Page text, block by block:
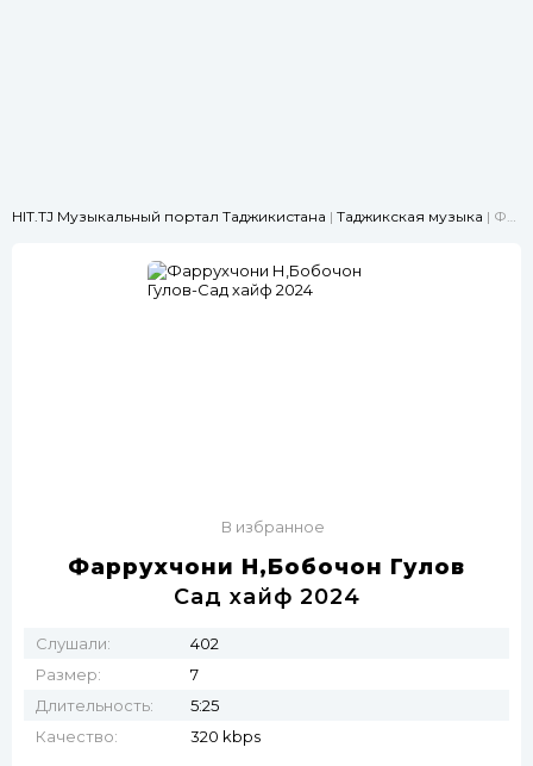
HIT.TJ Музыкальный портал Таджикистана | Таджикская музыка | Фаррухчони Н,Бобочон Гулов-Сад хайф 2024
В избранное
Фаррухчони Н,Бобочон Гулов
Сад хайф 2024
Слушали:
402
Размер:
7
Длительность:
5:25
Качество:
320 kbps